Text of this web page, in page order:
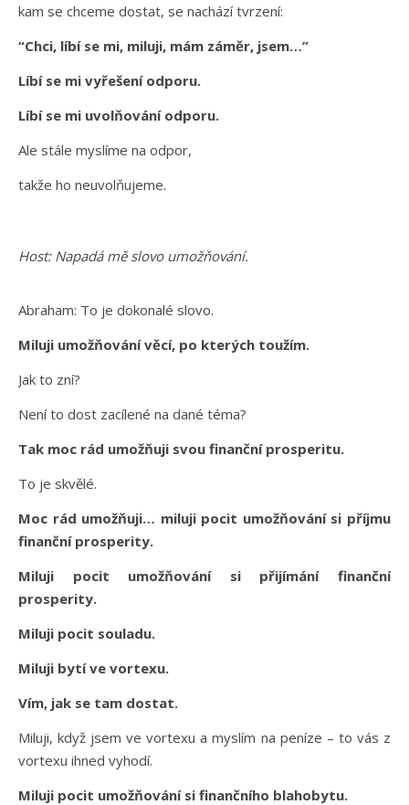
kam se chceme dostat, se nachází tvrzení:
“Chci, líbí se mi, miluji, mám záměr, jsem…”
Líbí se mi vyřešení odporu.
Líbí se mi uvolňování odporu.
Ale stále myslíme na odpor,
takže ho neuvolňujeme.
Host: Napadá mě slovo umožňování.
Abraham: To je dokonalé slovo.
Miluji umožňování věcí, po kterých toužím.
Jak to zní?
Není to dost zacílené na dané téma?
Tak moc rád umožňuji svou finanční prosperitu.
To je skvělé.
Moc rád umožňuji… miluji pocit umožňování si příjmu
finanční prosperity.
Miluji pocit umožňování si přijímání finanční
prosperity.
Miluji pocit souladu.
Miluji bytí ve vortexu.
Vím, jak se tam dostat.
Miluji, když jsem ve vortexu a myslím na peníze – to vás z
vortexu ihned vyhodí.
Miluji pocit umožňování si finančního blahobytu.